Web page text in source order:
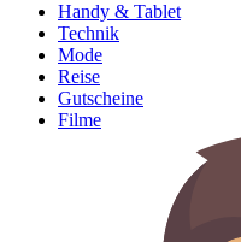
Handy & Tablet
Technik
Mode
Reise
Gutscheine
Filme